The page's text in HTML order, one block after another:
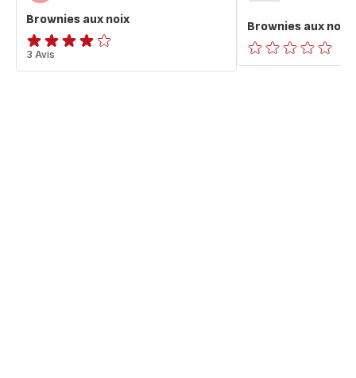
Brownies aux noix
Avis
4
3 Avis
Brownies aux noix
ratings.0